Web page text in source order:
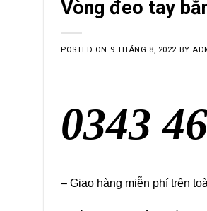
Vòng đeo tay
POSTED ON 9 THÁNG 8, 2022 BY
0343
– Giao hàng miễn phí trên